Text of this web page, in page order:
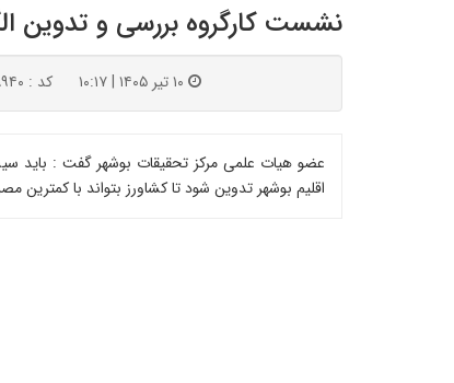
نشست کارگروه بررسی و تدوین
کد : ۱۸۹۴۰
عضو هیات علمی مرکز تحقیقات بوشهر گفت : باید
اقلیم بوشهر تدوین شود تا کشاورز بتواند با